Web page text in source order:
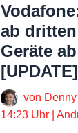
ab
Geräte
[UPDATE]
von
14:23 Uhr